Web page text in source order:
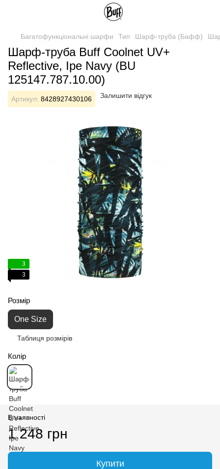
Багатофункціональні шарфи Тип Шарф-труба (Бафф)
Шарф-труба Buff Coolnet UV+
Reflective, Ipe Navy (BU
125147.787.10.00)
Артикул: 8428927430106 Залишити відгук
3
3
Розмір
One Size
Таблиця розмірів
Колір
В наявності
1 248 грн
Купити